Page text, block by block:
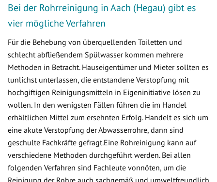
Bei der Rohrreinigung in Aach (Hegau) gibt es
vier mögliche Verfahren
Für die Behebung von überquellenden Toiletten und
schlecht abfließendem Spülwasser kommen mehrere
Methoden in Betracht. Hauseigentümer und Mieter sollten es
tunlichst unterlassen, die entstandene Verstopfung mit
hochgiftigen Reinigungsmitteln in Eigeninitiative lösen zu
wollen. In den wenigsten Fällen führen die im Handel
erhältlichen Mittel zum ersehnten Erfolg. Handelt es sich um
eine akute Verstopfung der Abwasserrohre, dann sind
geschulte Fachkräfte gefragt.Eine Rohreinigung kann auf
verschiedene Methoden durchgeführt werden. Bei allen
folgenden Verfahren sind Fachleute vonnöten, um die